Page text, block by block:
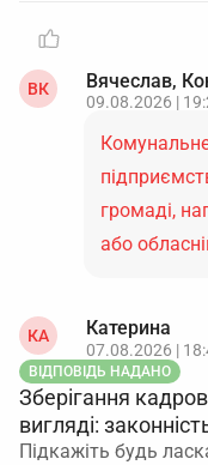
ВК Вячеслав,
09.08.2026 |
громаді,
або
КА Катерина
07.08.2026 |
ВІДПОВІДЬ НАДАНО
Зберігання
вигляді:
Підкажіть будь